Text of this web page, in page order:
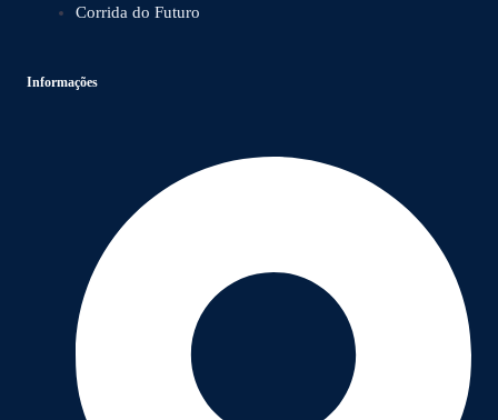
Corrida do Futuro
Informações